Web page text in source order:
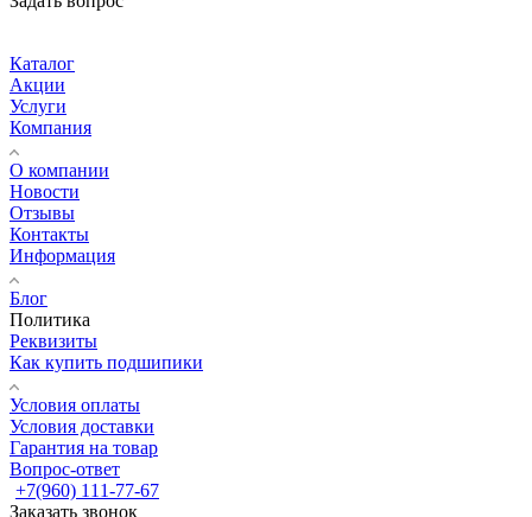
Каталог
Акции
Услуги
Компания
О компании
Новости
Отзывы
Контакты
Информация
Блог
Политика
Реквизиты
Как купить подшипики
Условия оплаты
Условия доставки
Гарантия на товар
Вопрос-ответ
+7(960) 111-77-67
Заказать звонок